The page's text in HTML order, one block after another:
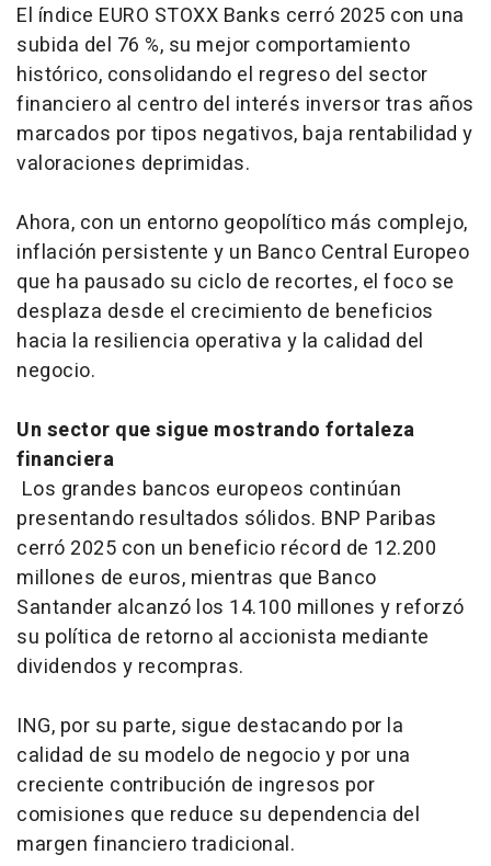
El índice EURO STOXX Banks cerró 2025 con una
subida del 76 %, su mejor comportamiento
histórico, consolidando el regreso del sector
financiero al centro del interés inversor tras años
marcados por tipos negativos, baja rentabilidad y
valoraciones deprimidas.
Ahora, con un entorno geopolítico más complejo,
inflación persistente y un Banco Central Europeo
que ha pausado su ciclo de recortes, el foco se
desplaza desde el crecimiento de beneficios
hacia la resiliencia operativa y la calidad del
negocio.
Un sector que sigue mostrando fortaleza
financiera
Los grandes bancos europeos continúan
presentando resultados sólidos. BNP Paribas
cerró 2025 con un beneficio récord de 12.200
millones de euros, mientras que Banco
Santander alcanzó los 14.100 millones y reforzó
su política de retorno al accionista mediante
dividendos y recompras.
ING, por su parte, sigue destacando por la
calidad de su modelo de negocio y por una
creciente contribución de ingresos por
comisiones que reduce su dependencia del
margen financiero tradicional.